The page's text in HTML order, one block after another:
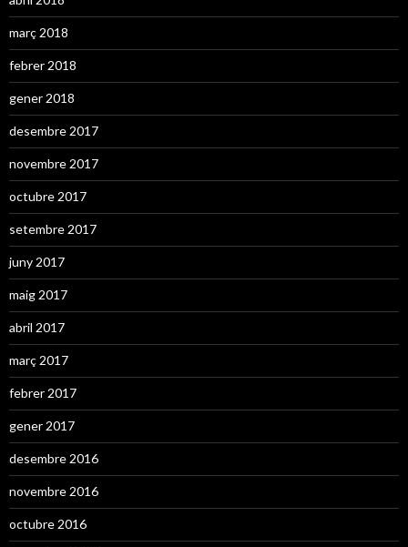
març 2018
febrer 2018
gener 2018
desembre 2017
novembre 2017
octubre 2017
setembre 2017
juny 2017
maig 2017
abril 2017
març 2017
febrer 2017
gener 2017
desembre 2016
novembre 2016
octubre 2016